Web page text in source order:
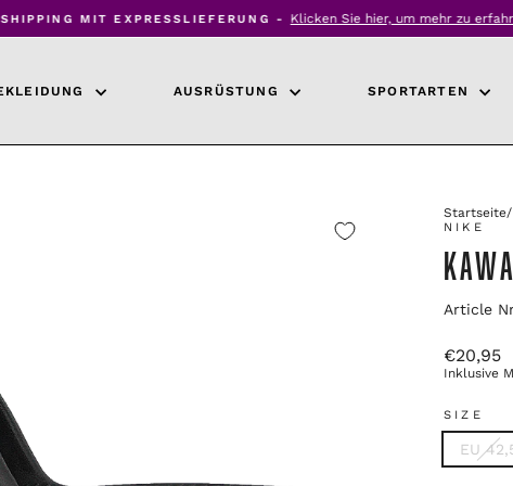
Diashow
MIT EXPRESSLIEFERUNG - Klicken Sie hier, um mehr zu
AUSRÜSTUNG SPORTARTEN
Startseite/
NIKE
Article
Preis
€20,95
Inklusive
SIZE
EU